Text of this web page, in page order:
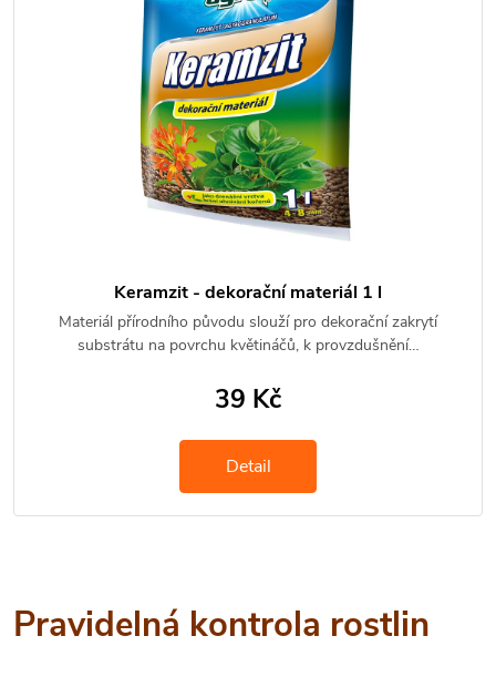
Keramzit - dekorační materiál 1 l
Materiál přírodního původu slouží pro dekorační zakrytí
substrátu na povrchu květináčů, k provzdušnění…
39 Kč
Detail
Pravidelná kontrola rostlin